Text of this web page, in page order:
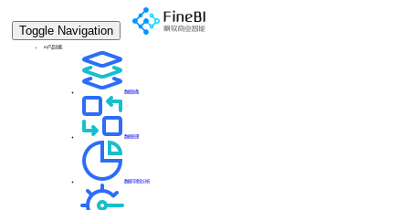
Toggle Navigation
BI产品功能
数据准备
数据处理
数据可视化分析